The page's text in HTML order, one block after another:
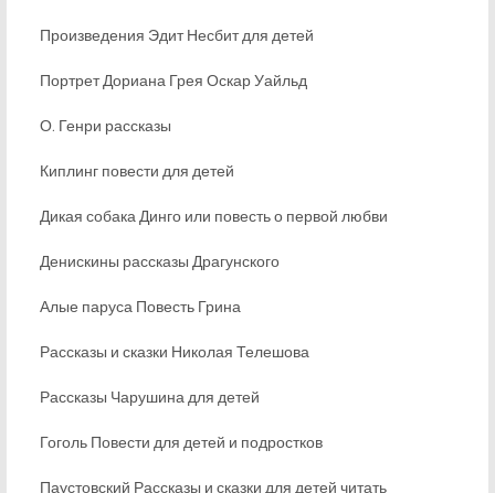
Произведения Эдит Несбит для детей
Портрет Дориана Грея Оскар Уайльд
О. Генри рассказы
Киплинг повести для детей
Дикая собака Динго или повесть о первой любви
Денискины рассказы Драгунского
Алые паруса Повесть Грина
Рассказы и сказки Николая Телешова
Рассказы Чарушина для детей
Гоголь Повести для детей и подростков
Паустовский Рассказы и сказки для детей читать